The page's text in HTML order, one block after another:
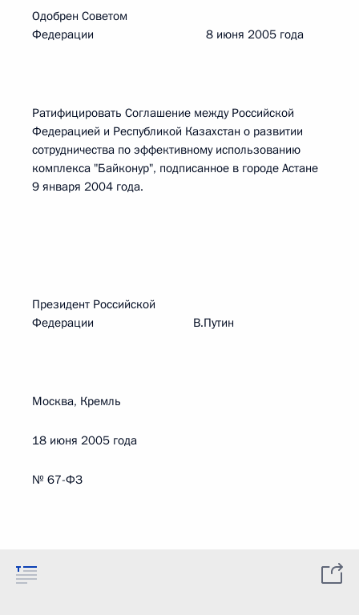
Одобрен Советом
Федерации 8 июня 2005 года
Ратифицировать Соглашение между Российской
Федерацией и Республикой Казахстан о развитии
сотрудничества по эффективному использованию
комплекса "Байконур", подписанное в городе Астане
9 января 2004 года.
Президент Российской
Федерации В.Путин
Москва, Кремль
18 июня 2005 года
№ 67-ФЗ